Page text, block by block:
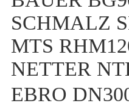
SCHMALZ
MTS
NETTER
EBRO